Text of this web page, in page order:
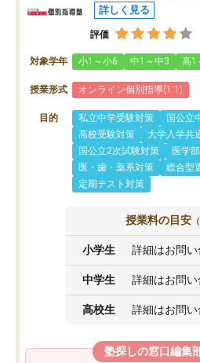
詳しく見る
評価
対象学年 小1～小6 中1～中3 高1
授業形式 オンライン個別指導(1:1)
目的 私立中学受験対策
国公立
高校受験対策
大学入学共
国公立2次試験対策
医学
医・歯・薬系対策
総合型
定期テスト対策
授業料の目安
小学生 詳細はお問
中学生 詳細はお問
高校生 詳細はお問
塾探しの窓口編集